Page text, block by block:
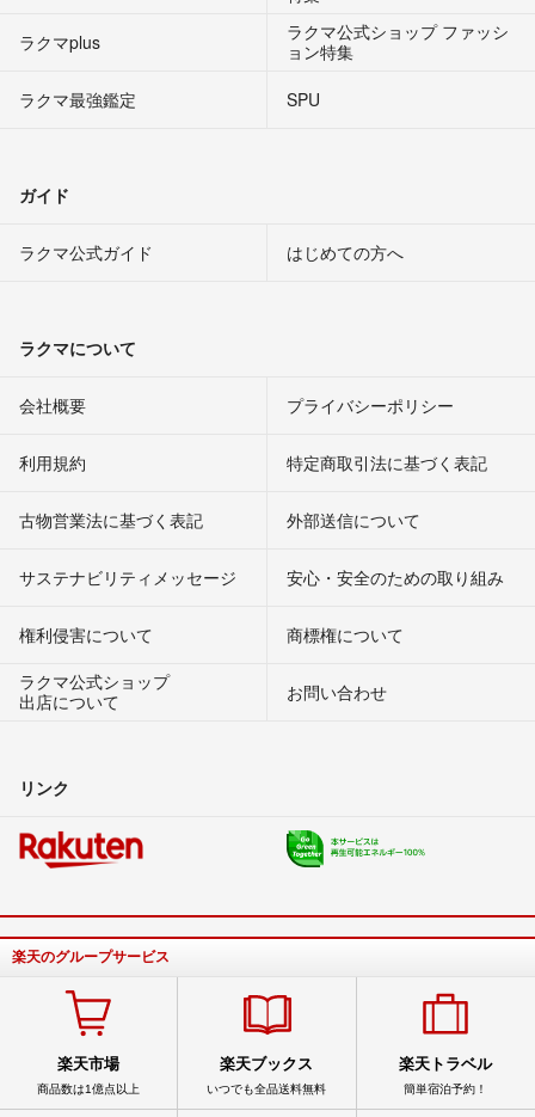
ラクマplus
ラクマ公式ショップ ファッシ
ョン特集
ラクマ最強鑑定
SPU
ガイド
ラクマ公式ガイド はじめての方へ
ラクマについて
会社概要 プライバシーポリシー
利用規約 特定商取引法に基づく表記
古物営業法に基づく表記 外部送信について
サステナビリティメッセージ 安心・安全のための取り組み
権利侵害について
商標権について
ラクマ公式ショップ
出店について
お問い合わせ
リンク
楽天のグループサービス
楽天市場
商品数は1億点以上
楽天ブックス
いつでも全品送料無料
楽天トラベル
簡単宿泊予約！